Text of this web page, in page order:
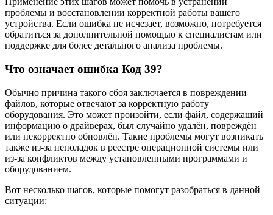
проблемы и восстановлении корректной работы вашего
устройства. Если ошибка не исчезает, возможно, потребуется
обратиться за дополнительной помощью к специалистам или
поддержке для более детального анализа проблемы.
Что означает ошибка Код 39?
Обычно причина такого сбоя заключается в повреждении
файлов, которые отвечают за корректную работу
оборудования. Это может произойти, если файл, содержащий
информацию о драйверах, был случайно удалён, повреждён
или некорректно обновлён. Такие проблемы могут возникать
также из-за неполадок в реестре операционной системы или
из-за конфликтов между установленными программами и
оборудованием.
Вот несколько шагов, которые помогут разобраться в данной
ситуации: